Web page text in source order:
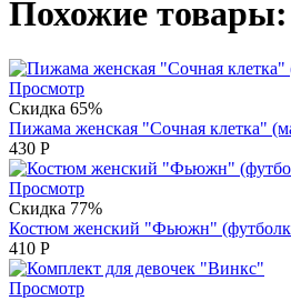
Похожие товары:
Просмотр
Скидка 65%
Пижама женская "Сочная клетка"
430 Р
Просмотр
Скидка 77%
Костюм женский "Фьюжн"
410 Р
Просмотр